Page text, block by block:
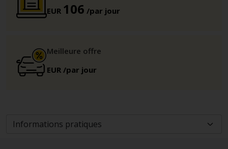
EUR 106 /par jour
Meilleure offre
EUR /par jour